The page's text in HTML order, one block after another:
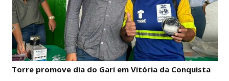
Torre promove dia do Gari em Vitória da Conquista